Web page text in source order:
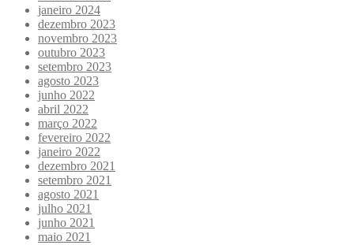
janeiro 2024
dezembro 2023
novembro 2023
outubro 2023
setembro 2023
agosto 2023
junho 2022
abril 2022
março 2022
fevereiro 2022
janeiro 2022
dezembro 2021
setembro 2021
agosto 2021
julho 2021
junho 2021
maio 2021